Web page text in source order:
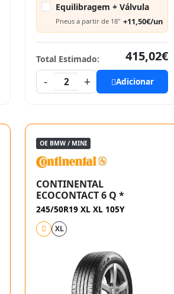
Equilibragem + Válvula
Pneus a partir de 18" +11,50€/un
Total Estimado:
415,02€
-
2 + Adicionar
OE BMW / MINI
CONTINENTAL
ECOCONTACT 6 Q *
245/50R19 XL XL 105Y
XL